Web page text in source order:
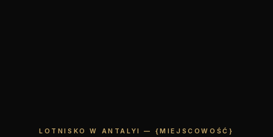
LOTNISKO W ANTALYI — {MIEJSCOWOŚĆ}